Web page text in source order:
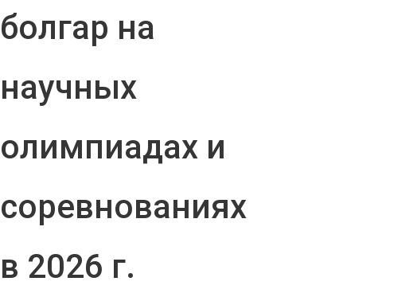
болгар на
научных
олимпиадах и
соревнованиях
в 2026 г.